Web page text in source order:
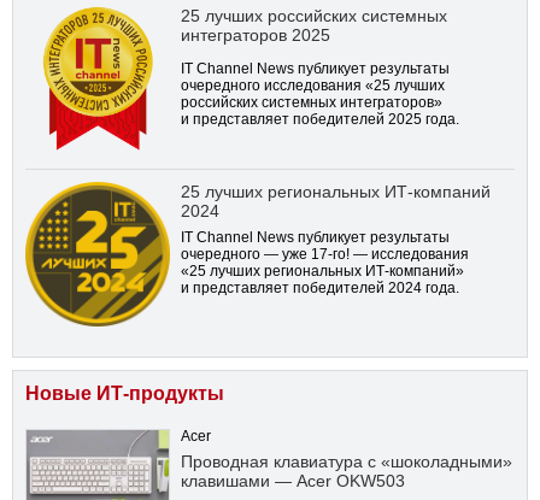
25 лучших российских системных
интеграторов 2025
IT Channel News публикует результаты
очередного исследования «25 лучших
российских системных интеграторов»
и представляет победителей 2025 года.
25 лучших региональных ИТ-компаний
2024
IT Channel News публикует результаты
очередного — уже 17-го! — исследования
«25 лучших региональных ИТ-компаний»
и представляет победителей 2024 года.
Новые ИТ-продукты
Acer
Проводная клавиатура с «шоколадными»
клавишами — Acer OKW503